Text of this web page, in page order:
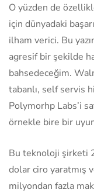
O yüzden de
için dünyadaki
ilham verici. Bu
agresif bir şekilde
bahsedeceğim.
tabanlı, self servis
Polymorhp Labs’i
örnekle bire bir
Bu teknoloji şirketi
dolar ciro yaratmış
milyondan fazla